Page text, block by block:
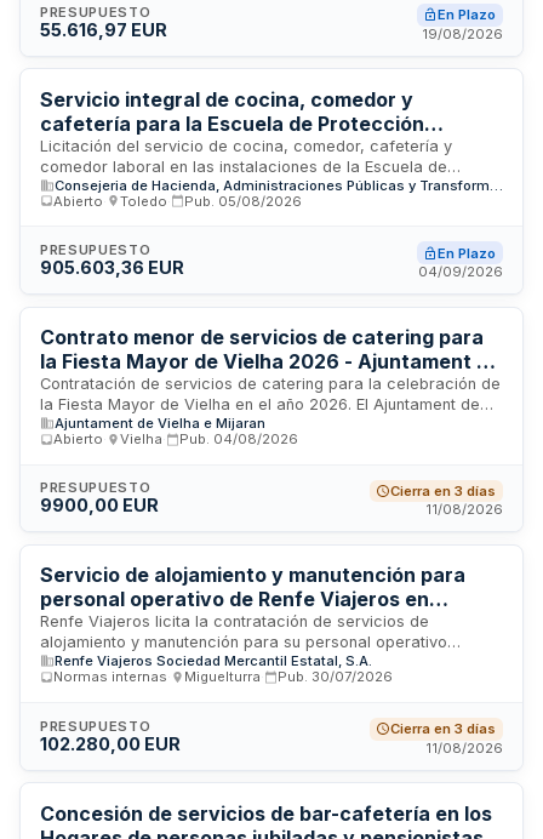
priorizando criterios ambientales en la prestación del
servicio. La ejecución se tramita mediante procedimiento
PRESUPUESTO
55.616,97 EUR
En Plazo
19/08/2026
Servicio integral de cocina, comedor y
cafetería para la Escuela de Protección
Ciudadana de la Dirección General de
Protección Ciudadana
Licitación del servicio de cocina, comedor, cafetería y
comedor laboral en las instalaciones de la Escuela de
Protección Ciudadana, ubicada en la Autovía Madrid-Toledo.
El servicio se prestará al personal propio, empleados de
alumnado y diversos usuarios vinculados al ámbito de
emergencias y protección civil. La utilización de estos
de contratación.
Abierto
Toledo Pub. 05/08/2026
PRESUPUESTO
905.603,36 EUR
En Plazo
04/09/2026
Contrato menor de servicios de catering para
la Fiesta Mayor de Vielha 2026 - Ajuntament de
Vielha e Mijaran
Contratación de servicios de catering para la celebración de
la Fiesta Mayor de Vielha en el año 2026. El Ajuntament de
Vielha e Mijaran licita la prestación de servicios de
suministro de comidas y bebidas para los actos festivos
preparación, elaboración y servicio de alimentos y bebidas
durante los eventos que conforman la programación de la
gastronómica para los asistentes.
Ajuntament de Vielha e Mijaran
Abierto
Vielha Pub. 04/08/2026
PRESUPUESTO
9900,00 EUR
Cierra en 3 días
11/08/2026
Servicio de alojamiento y manutención para
personal operativo de Renfe Viajeros en
Valdepeñas
Renfe Viajeros licita la contratación de servicios de
alojamiento y manutención para su personal operativo
destinado en Valdepeñas debido a las obras de corte de vía
entre Almuradiel y Jaén. El servicio incluye hospedaje en
si la distancia supera los 1.500 metros, así como otros
servicios complementarios que la empresa requiera. La
técnicas establecidas y tendrá duración máxima de 24
meses.
Renfe Viajeros Sociedad Mercantil Estatal, S.A.
Normas internas
Miguelturra Pub. 30/07/2026
PRESUPUESTO
102.280,00 EUR
Cierra en 3 días
11/08/2026
Concesión de servicios de bar-cafetería en los